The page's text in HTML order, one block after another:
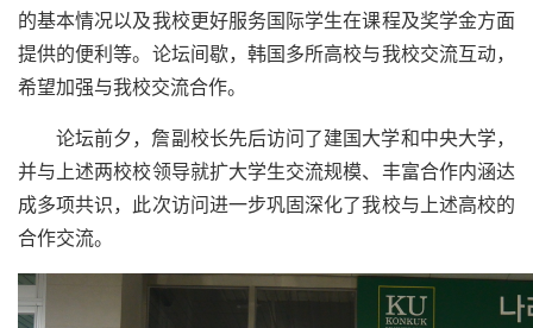
的基本情况以及我校更好服务国际学生在课程及奖学金方面
提供的便利等。论坛间歇，韩国多所高校与我校交流互动，
希望加强与我校交流合作。
论坛前夕，詹副校长先后访问了建国大学和中央大学，
并与上述两校校领导就扩大学生交流规模、丰富合作内涵达
成多项共识，此次访问进一步巩固深化了我校与上述高校的
合作交流。